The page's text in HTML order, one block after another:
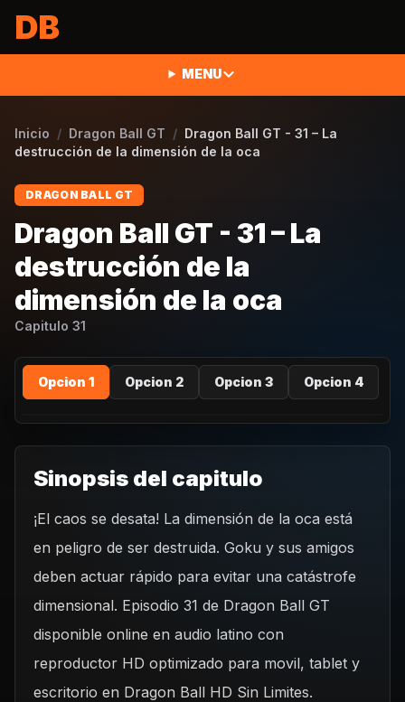
DB
MENU
Inicio / Dragon Ball GT / Dragon Ball GT - 31 – La
destrucción de la dimensión de la oca
DRAGON BALL GT
Dragon Ball GT - 31 – La
destrucción de la
dimensión de la oca
Capitulo 31
Opcion 1 Opcion 2 Opcion 3 Opcion 4
REPRODUCIR CAPITULO
Dragon Ball GT - 31 – La destrucción de la dimensión de
CARGAR REPRODUCTOR
Sinopsis del capitulo
¡El caos se desata! La dimensión de la oca está
en peligro de ser destruida. Goku y sus amigos
deben actuar rápido para evitar una catástrofe
dimensional. Episodio 31 de Dragon Ball GT
disponible online en audio latino con
reproductor HD optimizado para movil, tablet y
escritorio en Dragon Ball HD Sin Limites.